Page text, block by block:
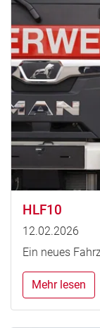
HLF10
12.02.2026
Ein neues
Mehr lesen